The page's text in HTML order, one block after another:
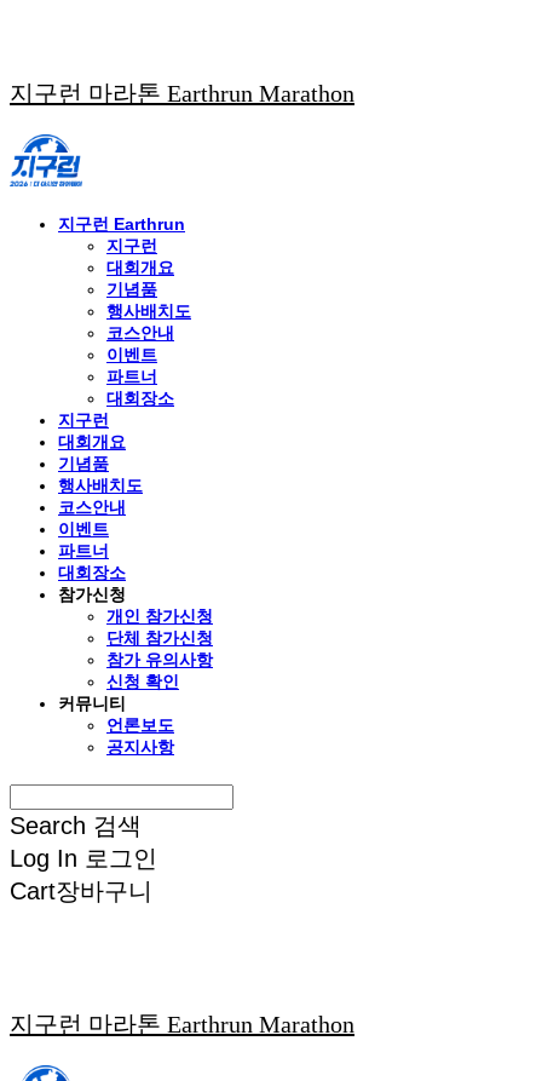
지구런 마라톤 Earthrun Marathon
지구런 Earthrun
지구런
대회개요
기념품
행사배치도
코스안내
이벤트
파트너
대회장소
지구런
대회개요
기념품
행사배치도
코스안내
이벤트
파트너
대회장소
참가신청
개인 참가신청
단체 참가신청
참가 유의사항
신청 확인
커뮤니티
언론보도
공지사항
Search 검색
Log In 로그인
Cart장바구니
지구런 마라톤 Earthrun Marathon